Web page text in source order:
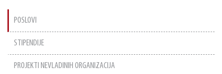
POSLOVI
STIPENDIJE
PROJEKTI NEVLADINIH ORGANIZACIJA